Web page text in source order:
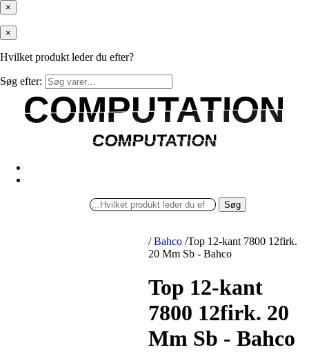
×
×
Hvilket produkt leder du efter?
Søg efter:
COMPUTATION
COMPUTATION
COMPUTATION
COMPUTATION
Søg
/ Bahco /Top 12-kant 7800 12firk.
20 Mm Sb - Bahco
Top 12-kant
7800 12firk. 20
Mm Sb - Bahco